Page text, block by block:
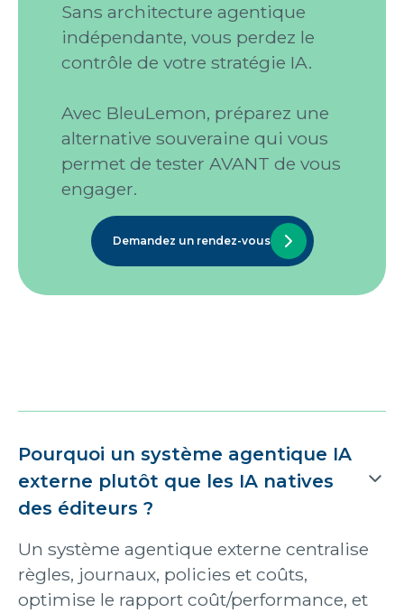
Sans architecture agentique
indépendante, vous perdez le
contrôle de votre stratégie IA.
Avec BleuLemon, préparez une
alternative souveraine qui vous
permet de tester AVANT de vous
engager.
Demandez un rendez-vous
Pourquoi un système agentique IA
externe plutôt que les IA natives
des éditeurs ?
Un système agentique externe centralise
règles, journaux, policies et coûts,
optimise le rapport coût/performance, et